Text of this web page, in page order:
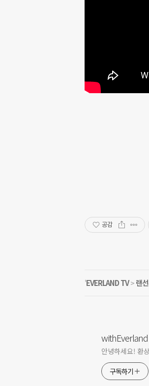
공감
'EVERLAND TV> 랜
withEverland
안녕하세요! 환
구독하기